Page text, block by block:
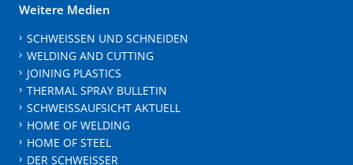
Weitere Medien
SCHWEISSEN UND SCHNEIDEN
WELDING AND CUTTING
JOINING PLASTICS
THERMAL SPRAY BULLETIN
SCHWEISSAUFSICHT AKTUELL
HOME OF WELDING
HOME OF STEEL
DER SCHWEISSER